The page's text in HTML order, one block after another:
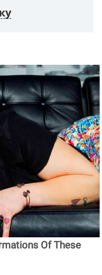
Of These